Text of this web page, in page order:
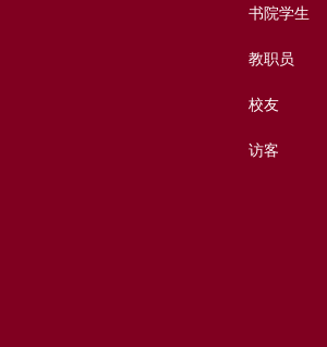
书院学生
教职员
校友
访客